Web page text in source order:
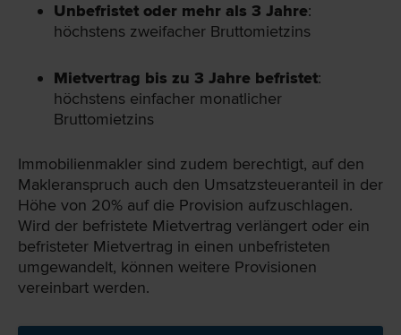
Unbefristet oder mehr als 3 Jahre:
höchstens zweifacher Bruttomietzins
Mietvertrag bis zu 3 Jahre befristet:
höchstens einfacher monatlicher
Bruttomietzins
Immobilienmakler sind zudem berechtigt, auf den
Makleranspruch auch den Umsatzsteueranteil in der
Höhe von 20% auf die Provision aufzuschlagen.
Wird der befristete Mietvertrag verlängert oder ein
befristeter Mietvertrag in einen unbefristeten
umgewandelt, können weitere Provisionen
vereinbart werden.